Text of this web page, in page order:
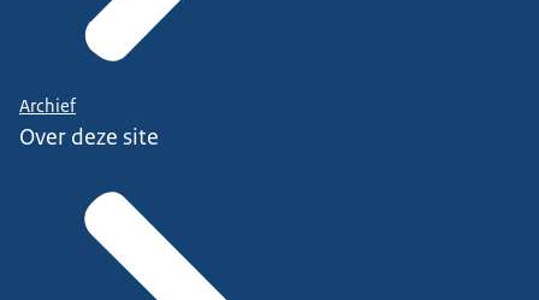
Archief
Over deze site